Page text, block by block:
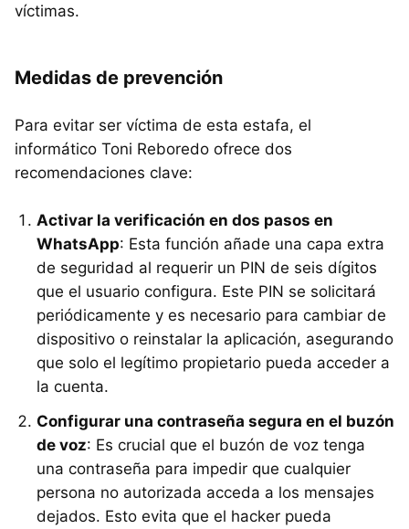
víctimas.
Medidas de prevención
Para evitar ser víctima de esta estafa, el
informático Toni Reboredo ofrece dos
recomendaciones clave:
Activar la verificación en dos pasos en
WhatsApp: Esta función añade una capa extra
de seguridad al requerir un PIN de seis dígitos
que el usuario configura. Este PIN se solicitará
periódicamente y es necesario para cambiar de
dispositivo o reinstalar la aplicación, asegurando
que solo el legítimo propietario pueda acceder a
la cuenta.
Configurar una contraseña segura en el buzón
de voz: Es crucial que el buzón de voz tenga
una contraseña para impedir que cualquier
persona no autorizada acceda a los mensajes
dejados. Esto evita que el hacker pueda